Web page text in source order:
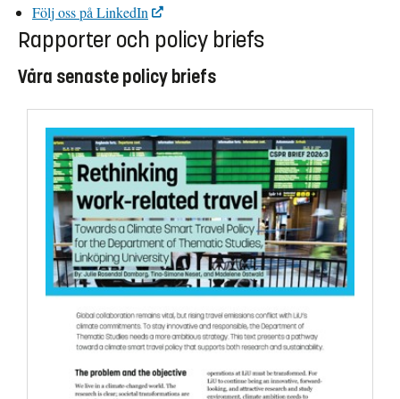
Följ oss på LinkedIn
Rapporter och policy briefs
Våra senaste policy briefs